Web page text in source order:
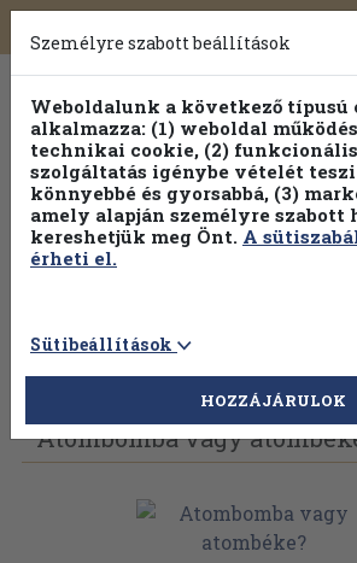
Toggle
navigation
Vissza az előző oldalra
Atombomba vagy
Személyre szabott beállítások
Weboldalunk a következő típusú
alkalmazza: (1) weboldal
technikai cookie, (2)
szolgáltatás igénybe vételét teszi
könnyebbé és gyorsabbá, (3)
amely alapján személyre szabott
kereshetjük meg Önt. A
érheti el.
Sütibeállítások
HOZZÁJÁRULOK